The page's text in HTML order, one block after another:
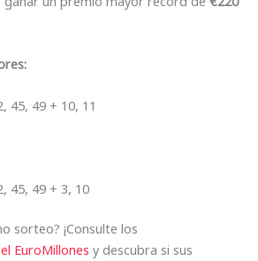
45, 49 + 10, 11
45, 49 + 3, 10
sorteo? ¡Consulte los
EuroMillones y descubra si sus